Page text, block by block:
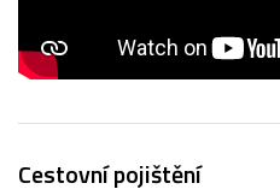
Cestovní pojištění